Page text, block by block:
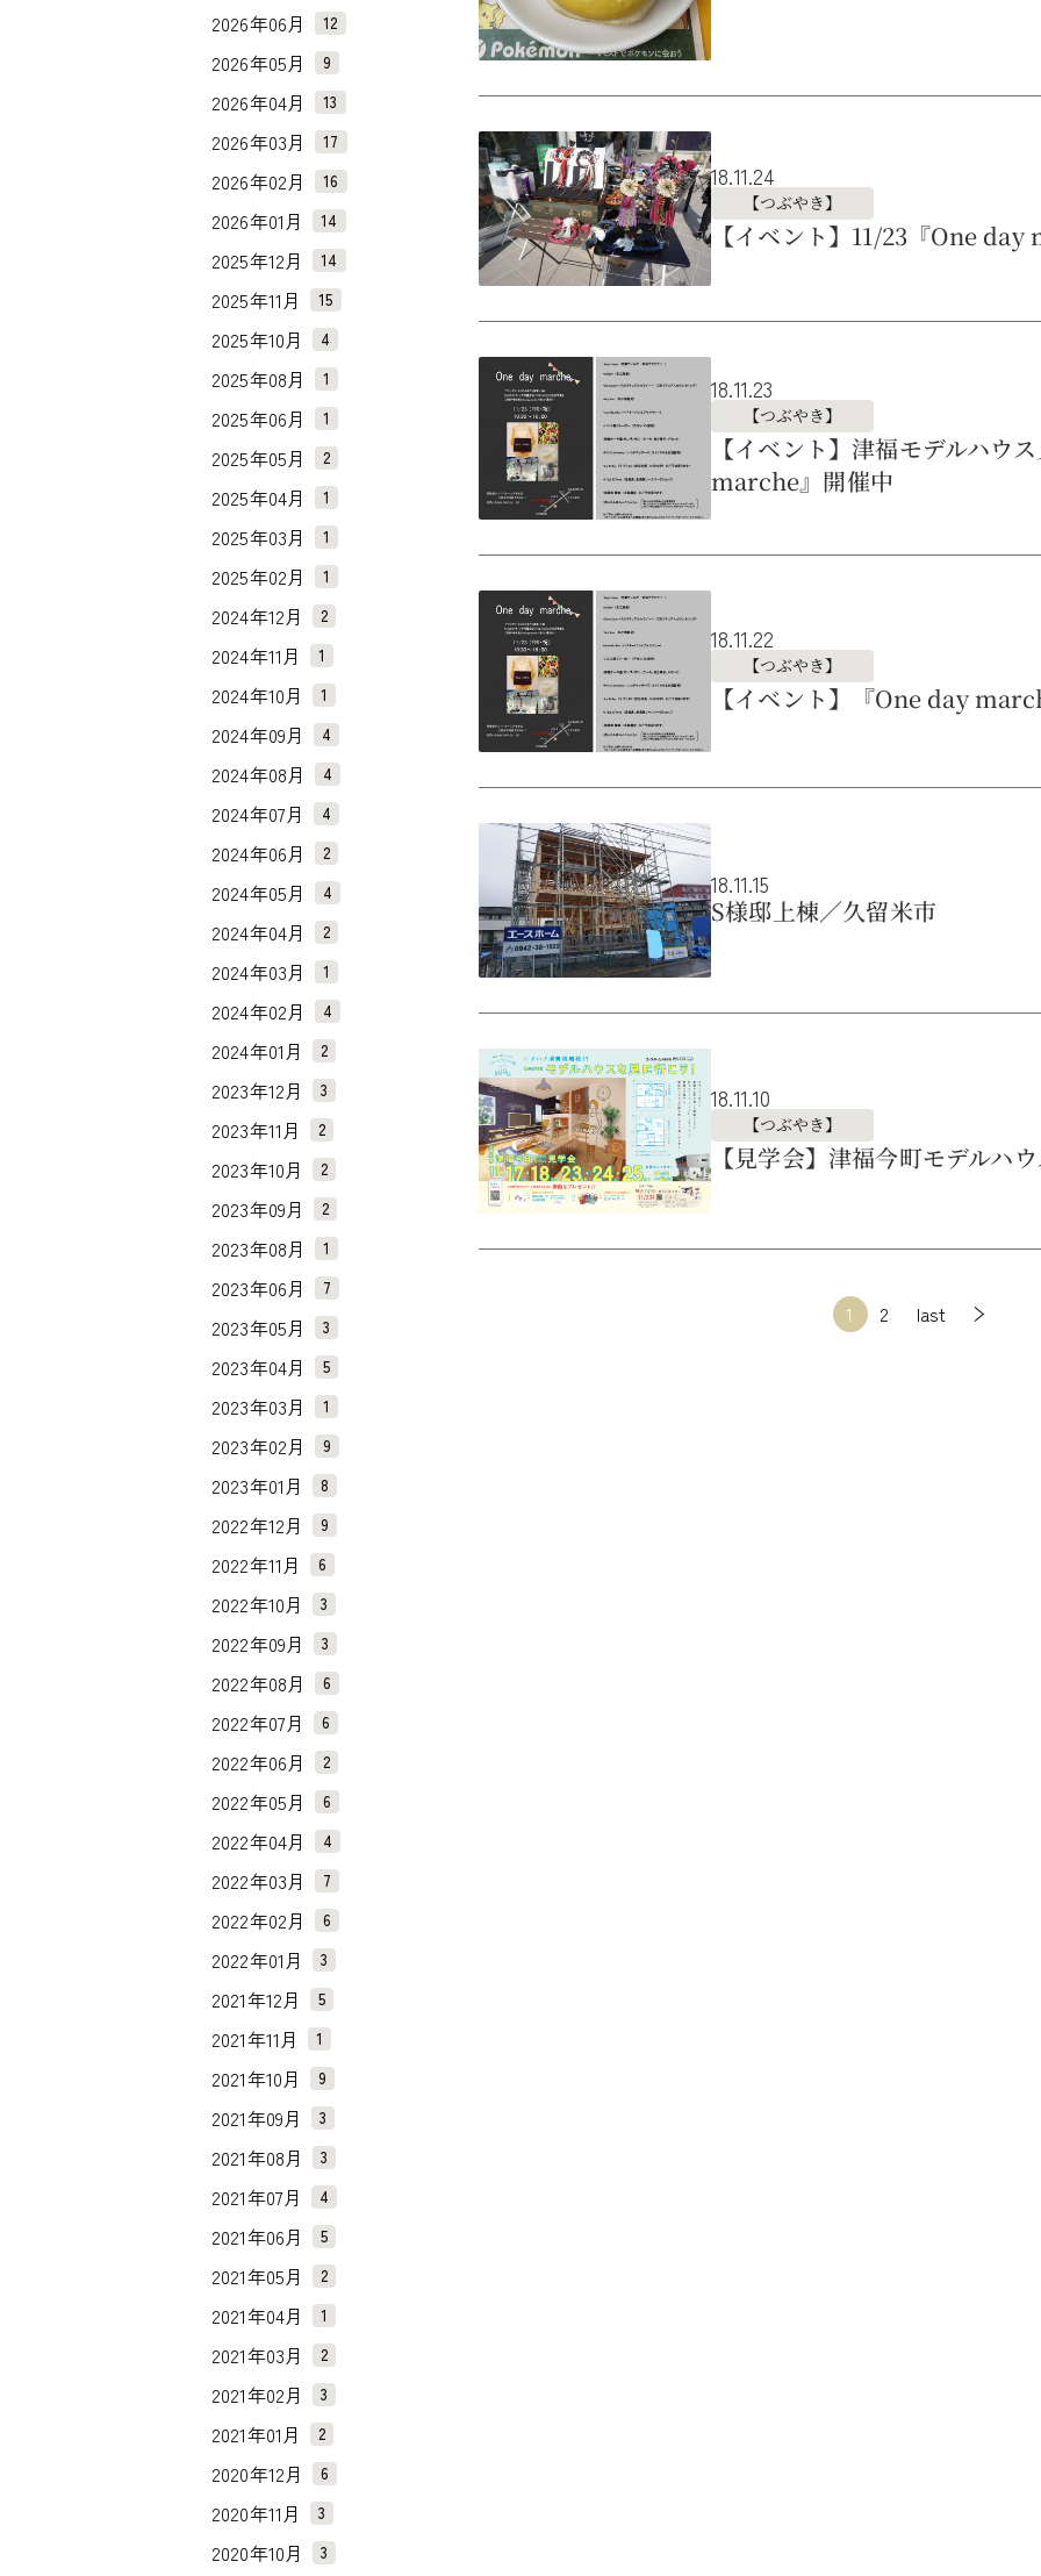
18.11.24
【つぶやき】
【イベント】11/23『One
18.11.23
【つぶやき】
【イベント】津福モデルハウ
marche』開催中
18.11.22
【つぶやき】
【イベント】『One day
18.11.15
S様邸上棟／久留米市
18.11.10
【つぶやき】
【見学会】津福今町モデルハ
1 2 last
2026年06月 12
2026年05月 9
2026年04月 13
2026年03月 17
2026年02月 16
2026年01月 14
2025年12月 14
2025年11月 15
2025年10月 4
2025年08月 1
2025年06月 1
2025年05月 2
2025年04月 1
2025年03月 1
2025年02月 1
2024年12月 2
2024年11月 1
2024年10月 1
2024年09月 4
2024年08月 4
2024年07月 4
2024年06月 2
2024年05月 4
2024年04月 2
2024年03月 1
2024年02月 4
2024年01月 2
2023年12月 3
2023年11月 2
2023年10月 2
2023年09月 2
2023年08月 1
2023年06月 7
2023年05月 3
2023年04月 5
2023年03月 1
2023年02月 9
2023年01月 8
2022年12月 9
2022年11月 6
2022年10月 3
2022年09月 3
2022年08月 6
2022年07月 6
2022年06月 2
2022年05月 6
2022年04月 4
2022年03月 7
2022年02月 6
2022年01月 3
2021年12月 5
2021年11月 1
2021年10月 9
2021年09月 3
2021年08月 3
2021年07月 4
2021年06月 5
2021年05月 2
2021年04月 1
2021年03月 2
2021年02月 3
2021年01月 2
2020年12月 6
2020年11月 3
2020年10月 3